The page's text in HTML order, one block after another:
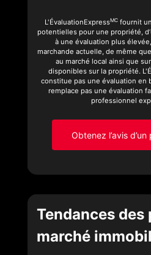
L'ÉvaluationExpressMC fournit
potentielles pour une propriété,
à une évaluation plus
marchande actuelle, de même
au marché local ainsi que
disponibles sur la propriété.
constitue pas une évaluation en
remplace pas une évaluation
professionnel
Obtenez l’avis
Tendances des
marché